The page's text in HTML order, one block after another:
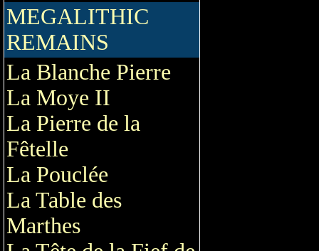
MEGALITHIC
REMAINS
La Blanche Pierre
La Moye II
La Pierre de la
Fêtelle
La Pouclée
La Table des
Marthes